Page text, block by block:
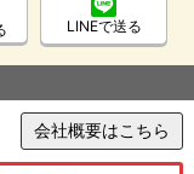
LINEで送る
会社概要はこちら